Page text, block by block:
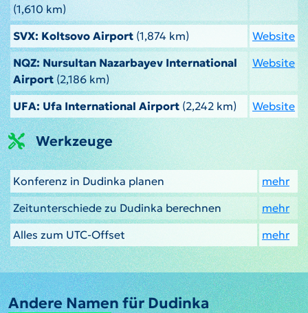
(1,610 km)
SVX: Koltsovo Airport (1,874 km)
Website
NQZ: Nursultan Nazarbayev International
Airport(2,186 km)
Website
UFA: Ufa International Airport (2,242 km) Website
Werkzeuge
Konferenz in Dudinka planen
mehr
Zeitunterschiede zu Dudinka berechnen
mehr
Alles zum UTC-Offset
mehr
Andere Namen für Dudinka